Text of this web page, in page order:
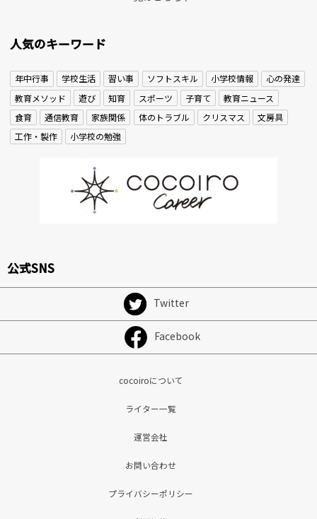
人気のキーワード
年中行事 学校生活 習い事 ソフトスキル 小学校情報
心の発達
教育メソッド
遊び 知育 スポーツ 子育て
教育ニュース
食育
通信教育 家族関係 体のトラブル クリスマス
文房具
工作・製作
小学校の勉強
公式SNS
Twitter
Facebook
cocoiroについて
ライター一覧
運営会社
お問い合わせ
プライバシーポリシー